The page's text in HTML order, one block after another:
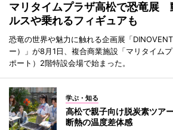
マリタイムプラザ高松で恐竜展
ルスや乗れるフィギュアも
恐竜の世界や魅力に触れる企画展「
ー）」が8月1日、複合商業施設「マリタイム
ポート）2階特設会場で始まった。
学ぶ・知る
高松で親子向け脱炭素ツ
断熱の温度差体感